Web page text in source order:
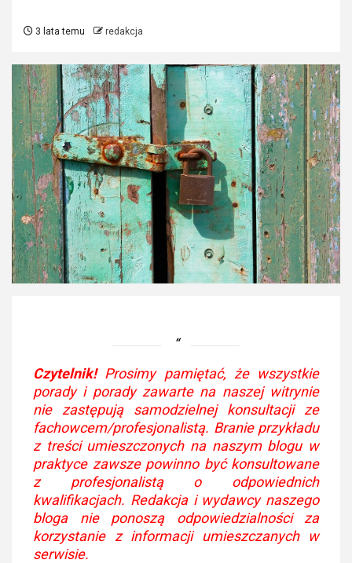
3 lata temu redakcja
Czytelnik!Prosimy pamiętać, że wszystkie
porady i porady zawarte na naszej witrynie
nie zastępują samodzielnej konsultacji ze
fachowcem/profesjonalistą. Branie przykładu
z treści umieszczonych na naszym blogu w
praktyce zawsze powinno być konsultowane
z profesjonalistą o odpowiednich
kwalifikacjach. Redakcja i wydawcy naszego
bloga nie ponoszą odpowiedzialności za
korzystanie z informacji umieszczanych w
serwisie.